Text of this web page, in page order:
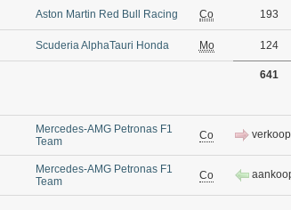
Aston Martin Red Bull Racing Co 193
Scuderia AlphaTauri Honda Mo 124
641
Mercedes-AMG Petronas F1
Team
Co verkoop
Mercedes-AMG Petronas F1
Team
Co